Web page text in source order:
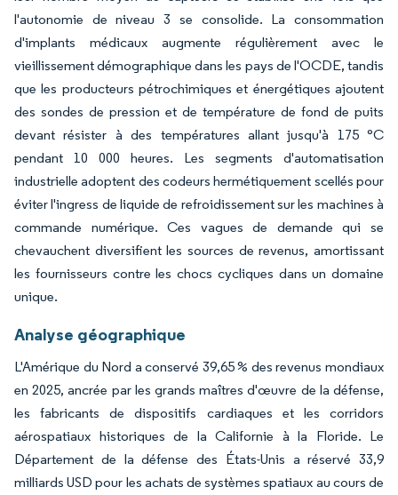
l'autonomie de niveau 3 se consolide. La consommation
d'implants médicaux augmente régulièrement avec le
vieillissement démographique dans les pays de l'OCDE, tandis
que les producteurs pétrochimiques et énergétiques ajoutent
des sondes de pression et de température de fond de puits
devant résister à des températures allant jusqu'à 175 °C
pendant 10 000 heures. Les segments d'automatisation
industrielle adoptent des codeurs hermétiquement scellés pour
éviter l'ingress de liquide de refroidissement sur les machines à
commande numérique. Ces vagues de demande qui se
chevauchent diversifient les sources de revenus, amortissant
les fournisseurs contre les chocs cycliques dans un domaine
unique.
Analyse géographique
L'Amérique du Nord a conservé 39,65 % des revenus mondiaux
en 2025, ancrée par les grands maîtres d'œuvre de la défense,
les fabricants de dispositifs cardiaques et les corridors
aérospatiaux historiques de la Californie à la Floride. Le
Département de la défense des États-Unis a réservé 33,9
milliards USD pour les achats de systèmes spatiaux au cours de